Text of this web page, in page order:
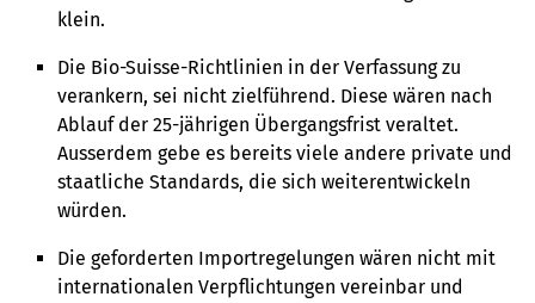
klein.
Die Bio-Suisse-Richtlinien in der Verfassung zu
verankern, sei nicht zielführend. Diese wären nach
Ablauf der 25-jährigen Übergangsfrist veraltet.
Ausserdem gebe es bereits viele andere private und
staatliche Standards, die sich weiterentwickeln
würden.
Die geforderten Importregelungen wären nicht mit
internationalen Verpflichtungen vereinbar und